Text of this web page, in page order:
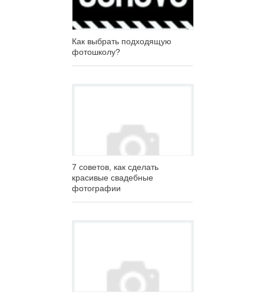
Как выбрать подходящую
фотошколу?
7 советов, как сделать
красивые свадебные
фотографии